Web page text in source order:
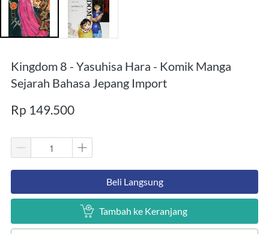
Kingdom 8 - Yasuhisa Hara - Komik Manga
Sejarah Bahasa Jepang Import
Rp 149.500
`Beli Langsung
` Tambah ke Keranjang